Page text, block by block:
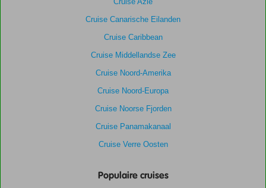
Cruise Canarische Eilanden
Cruise Caribbean
Cruise Middellandse Zee
Cruise Noord-Amerika
Cruise Noord-Europa
Cruise Noorse Fjorden
Cruise Panamakanaal
Cruise Verre Oosten
Populaire cruises